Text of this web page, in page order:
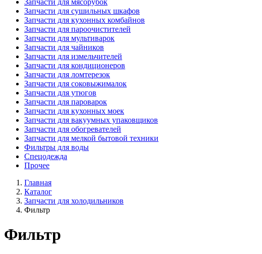
Запчасти для мясорубок
Запчасти для сушильных шкафов
Запчасти для кухонных комбайнов
Запчасти для пароочистителей
Запчасти для мультиварок
Запчасти для чайников
Запчасти для измельчителей
Запчасти для кондиционеров
Запчасти для ломтерезок
Запчасти для соковыжималок
Запчасти для утюгов
Запчасти для пароварок
Запчасти для кухонных моек
Запчасти для вакуумных упаковщиков
Запчасти для обогревателей
Запчасти для мелкой бытовой техники
Фильтры для воды
Спецодежда
Прочее
Главная
Каталог
Запчасти для холодильников
Фильтр
Фильтр